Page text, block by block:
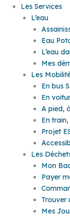
Les Services
L’eau
Eau
L’eau
Mes
Les
En bus
En
A pied,
En
Projet
Les
Mon
Payer
Trouver
Mes